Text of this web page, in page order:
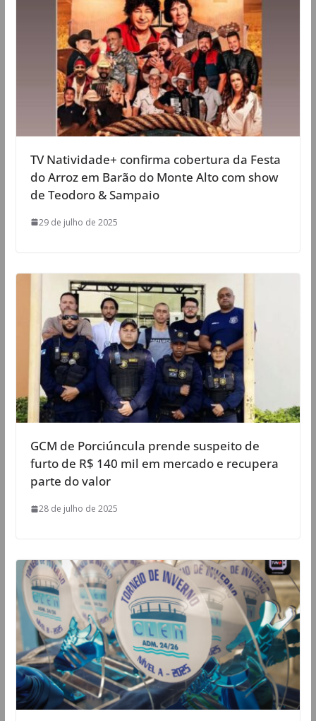
TV Natividade+ confirma cobertura da Festa
do Arroz em Barão do Monte Alto com show
de Teodoro & Sampaio
29 de julho de 2025
GCM de Porciúncula prende suspeito de
furto de R$ 140 mil em mercado e recupera
parte do valor
28 de julho de 2025